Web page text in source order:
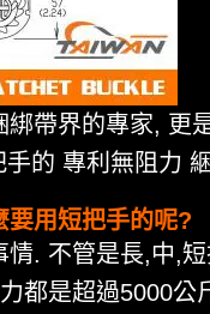
綁帶界的專家, 更
的 專利無阻力
要用短把手的呢?
情. 不管是長,中,
都是超過5000公